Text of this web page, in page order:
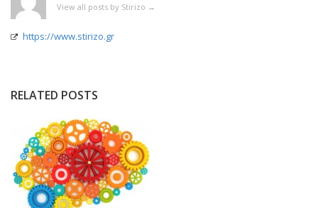
View all posts by Stirizo →
https://www.stirizo.gr
RELATED POSTS